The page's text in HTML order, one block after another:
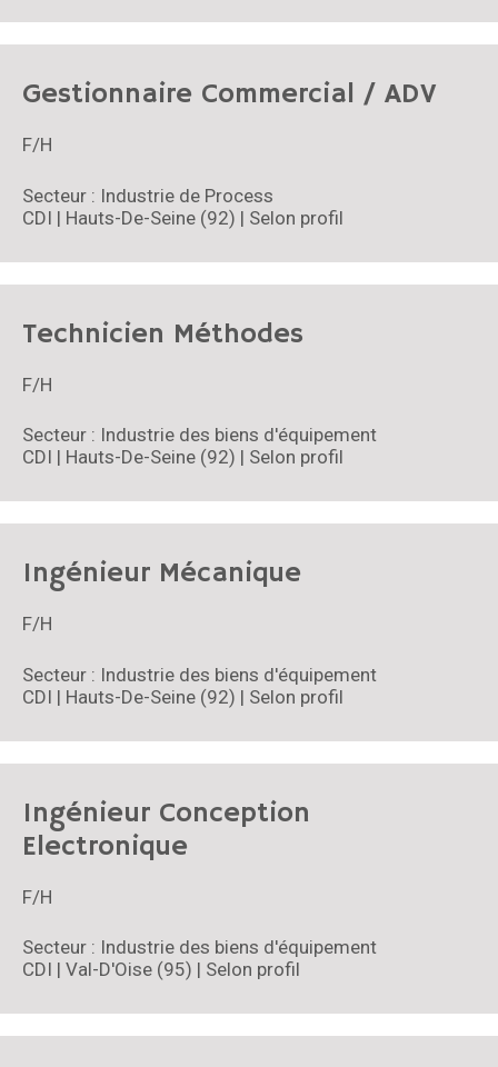
Gestionnaire Commercial / ADV
F/H
Secteur : Industrie de Process
CDI | Hauts-De-Seine (92) | Selon profil
Technicien Méthodes
F/H
Secteur : Industrie des biens d'équipement
CDI | Hauts-De-Seine (92) | Selon profil
Ingénieur Mécanique
F/H
Secteur : Industrie des biens d'équipement
CDI | Hauts-De-Seine (92) | Selon profil
Ingénieur Conception
Electronique
F/H
Secteur : Industrie des biens d'équipement
CDI | Val-D'Oise (95) | Selon profil